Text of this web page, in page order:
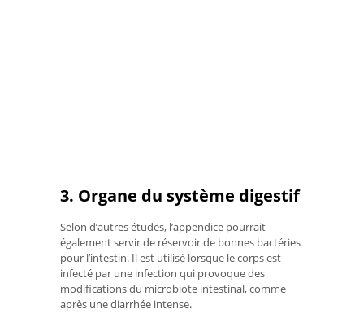
3. Organe du système digestif
Selon d’autres études, l’appendice pourrait
également servir de réservoir de bonnes bactéries
pour l’intestin. Il est utilisé lorsque le corps est
infecté par une infection qui provoque des
modifications du microbiote intestinal, comme
après une diarrhée intense.